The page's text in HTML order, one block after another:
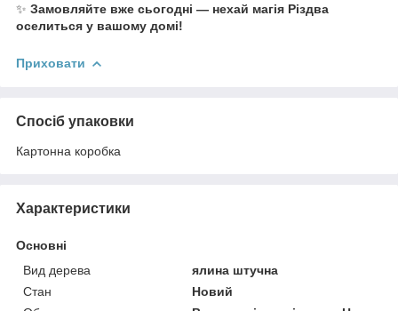
✨ Замовляйте вже сьогодні — нехай магія Різдва
оселиться у вашому домі!
Приховати
Спосіб упаковки
Картонна коробка
Характеристики
Основні
Вид дерева
ялина штучна
Стан
Новий